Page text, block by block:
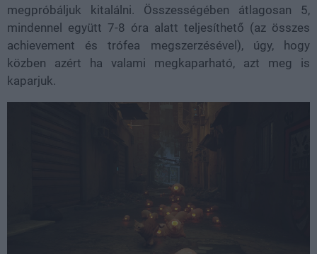
megpróbáljuk kitalálni. Összességében átlagosan 5,
mindennel együtt 7-8 óra alatt teljesíthető (az összes
achievement és trófea megszerzésével), úgy, hogy
közben azért ha valami megkaparható, azt meg is
kaparjuk.